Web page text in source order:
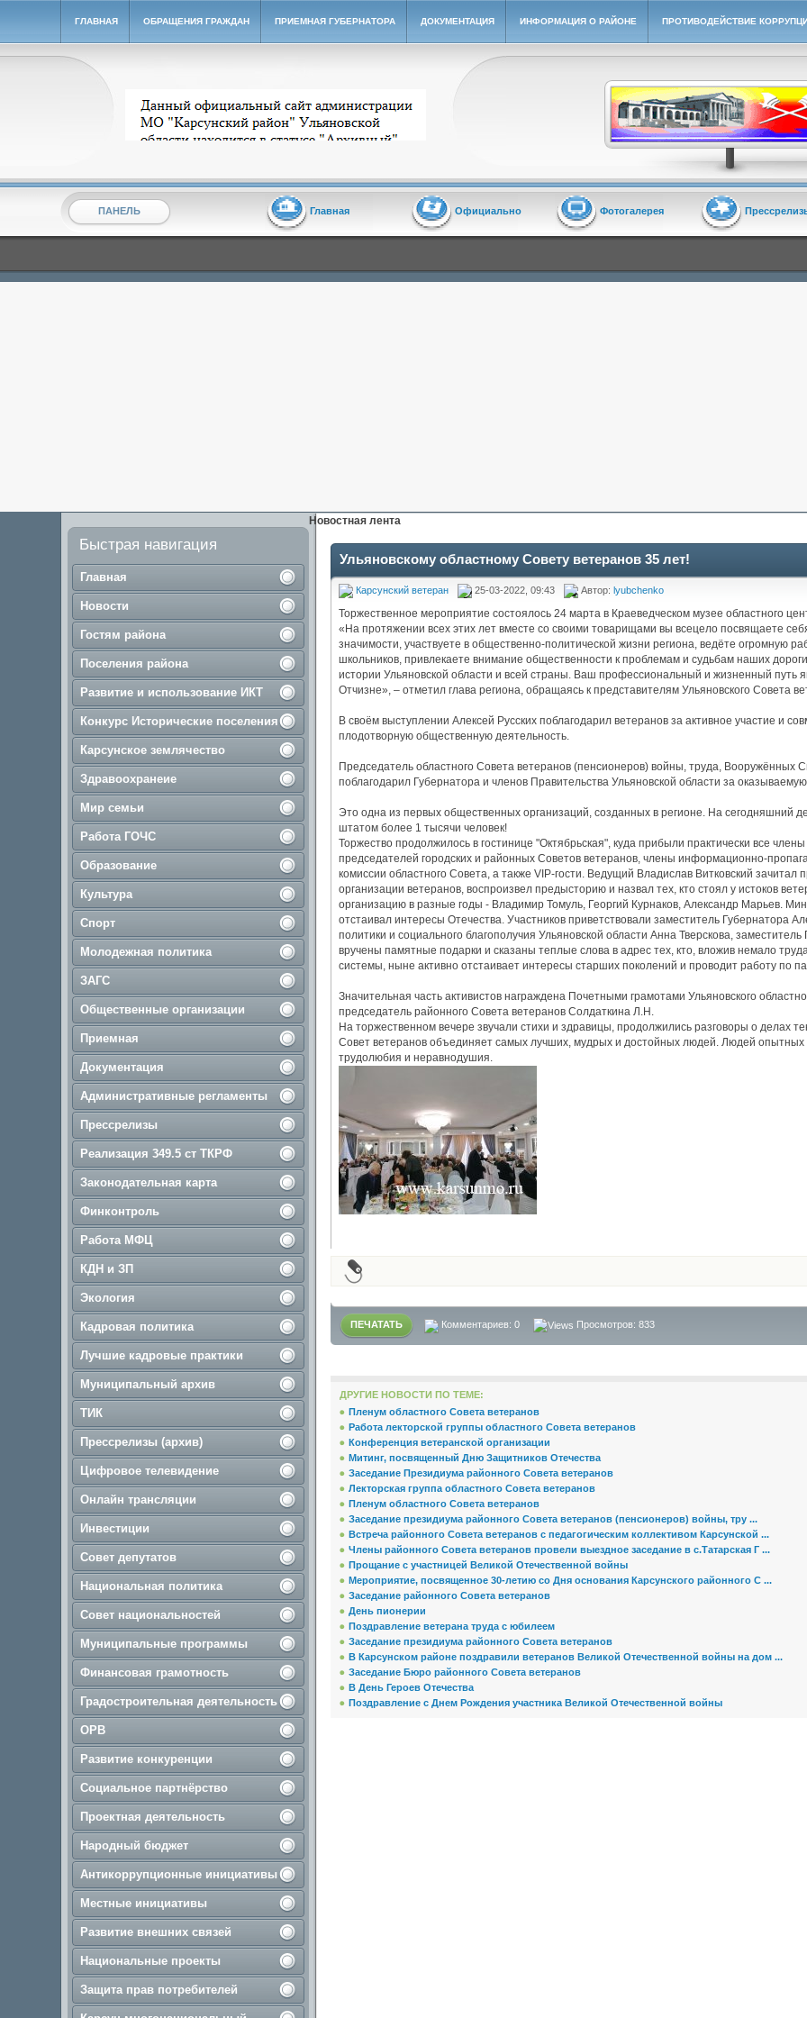
ГЛАВНАЯ ОБРАЩЕНИЯ ГРАЖДАН ПРИЕМНАЯ ГУБЕРНАТОРА ДОКУМЕНТАЦИЯ ИНФОРМАЦИЯ О РАЙОНЕ ПРОТИВОДЕЙСТВИЕ
Архивный сайт администрации МО "Карсунский район"
ПАНЕЛЬ Главная Официально Фотогалерея
Быстрая навигация
Главная
Новости
Гостям района
Поселения района
Развитие и использование ИКТ
Конкурс Исторические поселения
Карсунское землячество
Здравоохранеие
Мир семьи
Работа ГОЧС
Образование
Культура
Спорт
Молодежная политика
ЗАГС
Общественные организации
Приемная
Документация
Административные регламенты
Прессрелизы
Реализация 349.5 ст ТКРФ
Законодательная карта
Финконтроль
Работа МФЦ
КДН и ЗП
Экология
Кадровая политика
Лучшие кадровые практики
Муниципальный архив
ТИК
Прессрелизы (архив)
Цифровое телевидение
Онлайн трансляции
Инвестиции
Совет депутатов
Национальная политика
Совет национальностей
Муниципальные программы
Финансовая грамотность
Градостроительная деятельность
ОРВ
Развитие конкуренции
Социальное партнёрство
Проектная деятельность
Народный бюджет
Антикоррупционные инициативы
Местные инициативы
Развитие внешних связей
Национальные проекты
Защита прав потребителей
Новостная лента
Ульяновскому областному Совету ветеранов 35 лет!
Карсунский ветеран 25-03-2022, 09:43 Автор: lyubchenko
Торжественное мероприятие состоялось 24 марта в Краеведческом музее областного
«На протяжении всех этих лет вместе со своими товарищами вы всецело посвящаете
значимости, участвуете в общественно-политической жизни региона, ведёте огромную
школьников, привлекаете внимание общественности к проблемам и судьбам наших
истории Ульяновской области и всей страны. Ваш профессиональный и жизненный путь
Отчизне», – отметил глава региона, обращаясь к представителям Ульяновского Совета
В своём выступлении Алексей Русских поблагодарил ветеранов за активное участие и
плодотворную общественную деятельность.
Председатель областного Совета ветеранов (пенсионеров) войны, труда, Вооружённых
поблагодарил Губернатора и членов Правительства Ульяновской области за
Это одна из первых общественных организаций, созданных в регионе. На сегодняшний
штатом более 1 тысячи человек!
Торжество продолжилось в гостинице "Октябрьская", куда прибыли практически все
председателей городских и районных Советов ветеранов, члены информационно-
комиссии областного Совета, а также VIP-гости. Ведущий Владислав Витковский зачитал
организации ветеранов, воспроизвел предысторию и назвал тех, кто стоял у истоков
организацию в разные годы - Владимир Томуль, Георгий Курнаков, Александр Марьев.
отстаивал интересы Отечества. Участников приветствовали заместитель Губернатора
политики и социального благополучия Ульяновской области Анна Тверскова,
вручены памятные подарки и сказаны теплые слова в адрес тех, кто, вложив немало
системы, ныне активно отстаивает интересы старших поколений и проводит работу по
Значительная часть активистов награждена Почетными грамотами Ульяновского
председатель районного Совета ветеранов Солдаткина Л.Н.
На торжественном вечере звучали стихи и здравицы, продолжились разговоры о делах
Совет ветеранов объединяет самых лучших, мудрых и достойных людей. Людей
трудолюбия и неравнодушия.
ПЕЧАТАТЬ Комментариев:0 Просмотров: 833
ДРУГИЕ НОВОСТИ ПО ТЕМЕ:
Пленум областного Совета ветеранов
Работа лекторской группы областного Совета ветеранов
Конференция ветеранской организации
Митинг, посвященный Дню Защитников Отечества
Заседание Президиума районного Совета ветеранов
Лекторская группа областного Совета ветеранов
Пленум областного Совета ветеранов
Заседание президиума районного Совета ветеранов (пенсионеров) войны, тру ...
Встреча районного Совета ветеранов с педагогическим коллективом Карсунской ...
Члены районного Совета ветеранов провели выездное заседание в с.Татарская Г ...
Прощание с участницей Великой Отечественной войны
Мероприятие, посвященное 30-летию со Дня основания Карсунского районного С ...
Заседание районного Совета ветеранов
День пионерии
Поздравление ветерана труда с юбилеем
Заседание президиума районного Совета ветеранов
В Карсунском районе поздравили ветеранов Великой Отечественной войны на дом ...
Заседание Бюро районного Совета ветеранов
В День Героев Отечества
Поздравление с Днем Рождения участника Великой Отечественной войны